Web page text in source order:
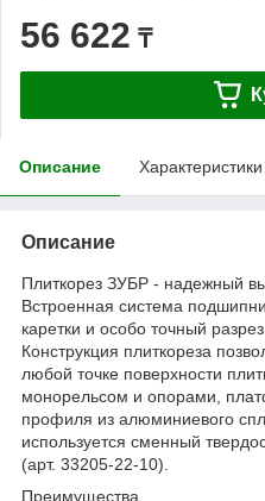
56 622 ₸
Описание Характеристики
Описание
Плиткорез ЗУБР - надежный
Встроенная система
каретки и особо точный
Конструкция плиткореза
любой точке поверхности
монорельсом и опорами,
профиля из алюминиевого
используется сменный
(арт. 33205-22-10).
Преимущества